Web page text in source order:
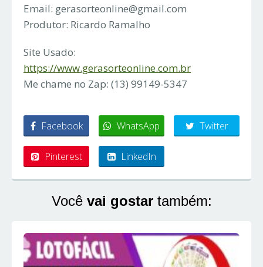
Email: gerasorteonline@gmail.com
Produtor: Ricardo Ramalho
Site Usado:
https://www.gerasorteonline.com.br
Me chame no Zap: (13) 99149-5347
Facebook WhatsApp Twitter
Pinterest LinkedIn
Você vai gostartambém: